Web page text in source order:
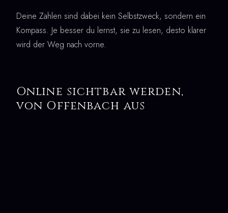
Deine Zahlen sind dabei kein Selbstzweck, sondern ein
Kompass. Je besser du lernst, sie zu lesen, desto klarer
wird der Weg nach vorne.
Online sichtbar werden,
von Offenbach aus